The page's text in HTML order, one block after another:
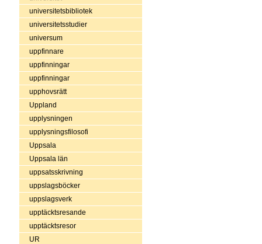
universitetsbibliotek
universitetsstudier
universum
uppfinnare
uppfinningar
uppfinningar
upphovsrätt
Uppland
upplysningen
upplysningsfilosofi
Uppsala
Uppsala län
uppsatsskrivning
uppslagsböcker
uppslagsverk
upptäcktsresande
upptäcktsresor
UR